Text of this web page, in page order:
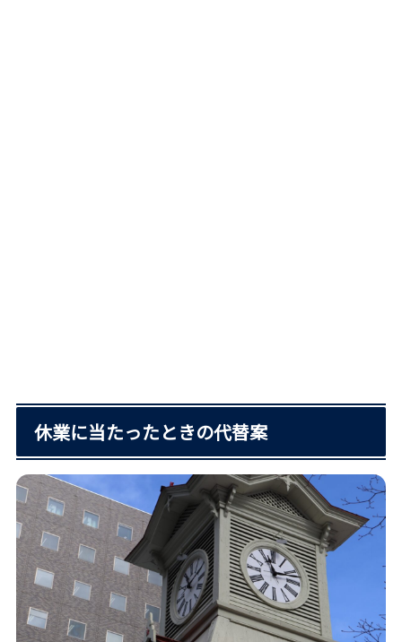
休業に当たったときの代替案